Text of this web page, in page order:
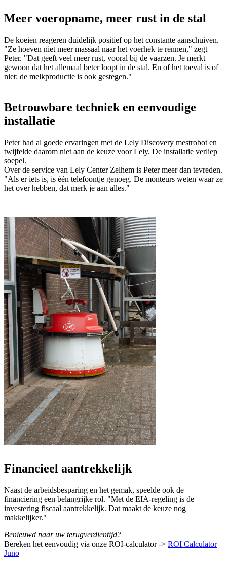
Meer voeropname, meer rust in de stal
De koeien reageren duidelijk positief op het constante aanschuiven.
"Ze hoeven niet meer massaal naar het voerhek te rennen," zegt
Peter. "Dat geeft veel meer rust, vooral bij de vaarzen. Je merkt
gewoon dat het allemaal beter loopt in de stal. En of het toeval is of
niet: de melkproductie is ook gestegen."
Betrouwbare techniek en eenvoudige
installatie
Peter had al goede ervaringen met de Lely Discovery mestrobot en
twijfelde daarom niet aan de keuze voor Lely. De installatie verliep
soepel.
Over de service van Lely Center Zelhem is Peter meer dan tevreden.
"Als er iets is, is één telefoontje genoeg. De monteurs weten waar ze
het over hebben, dat merk je aan alles."
Financieel aantrekkelijk
Naast de arbeidsbesparing en het gemak, speelde ook de
financiering een belangrijke rol. "Met de EIA-regeling is de
investering fiscaal aantrekkelijk. Dat maakt de keuze nog
makkelijker."
Benieuwd naar uw terugverdientijd?
Bereken het eenvoudig via onze ROI-calculator -> ROI Calculator
Juno